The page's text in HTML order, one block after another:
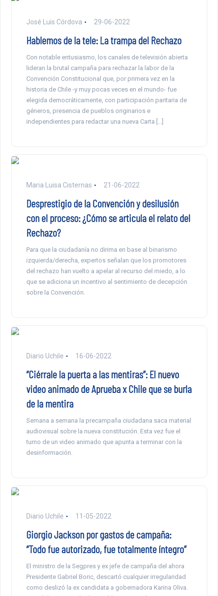
José Luis Córdova 29-06-2022
Hablemos de la tele: La trampa del Rechazo
Con notable entusiasmo, los canales de televisión abierta
lideran la brutal campaña para rechazar la labor de la
Convención Constitucional que, por primera vez en la
historia de Chile -y muy pocas veces en el mundo- fue
elegida democráticamente, con participación paritaria de
géneros, presencia de pueblos originarios e
independientes para redactar una nueva Carta […]
Maria Luisa Cisternas 21-06-2022
Desprestigio de la Convención y desilusión
con el proceso: ¿Cómo se articula el relato del
Rechazo?
Para que la ciudadanía no dirima en base al binarismo
izquierda/derecha, expertos señalan que los promotores
del rechazo han vuelto a apelar al recurso del miedo, a lo
que se adiciona un incentivo al sentimiento de decepción
sobre la Convención.
Diario Uchile 16-06-2022
“Ciérrale la puerta a las mentiras”: El nuevo
video animado de Aprueba x Chile que se burla
de la mentira
Semana a semana la precampaña ciudadana saca material
audiovisual sobre la nueva constitución. Esta vez fue el
turno de un video animado que apunta a terminar con la
desinformación.
Diario Uchile 11-05-2022
Giorgio Jackson por gastos de campaña:
“Todo fue autorizado, fue totalmente íntegro”
El ministro de la Segpres y ex jefe de campaña del ahora
Presidente Gabriel Boric, descartó cualquier irregularidad
como deslizó la ex candidata a gobernadora Karina Oliva.